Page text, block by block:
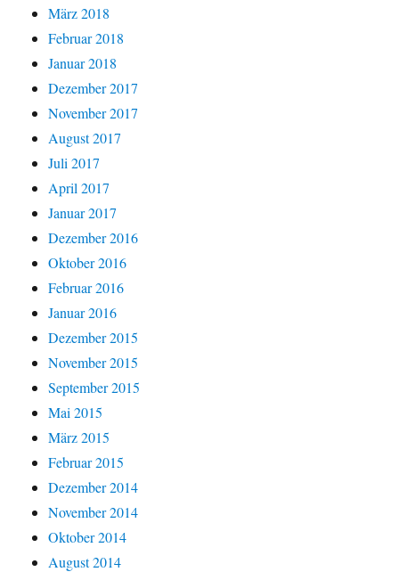
März 2018
Februar 2018
Januar 2018
Dezember 2017
November 2017
August 2017
Juli 2017
April 2017
Januar 2017
Dezember 2016
Oktober 2016
Februar 2016
Januar 2016
Dezember 2015
November 2015
September 2015
Mai 2015
März 2015
Februar 2015
Dezember 2014
November 2014
Oktober 2014
August 2014